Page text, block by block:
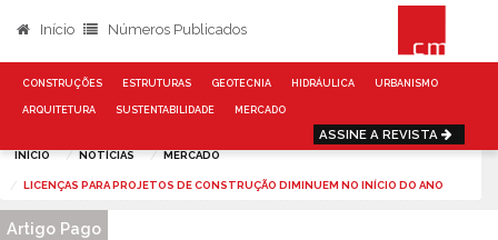
Início Números Publicados
CONSTRUÇÕES ESTRUTURAS GEOTECNIA HIDRÁULICA URBANISMO
ARQUITETURA SUSTENTABILIDADE MERCADO
ASSINE A REVISTA
INÍCIO NOTÍCIAS MERCADO
LICENÇAS PARA PROJETOS DE CONSTRUÇÃO DIMINUEM NO INÍCIO DO ANO
Artigo Pago